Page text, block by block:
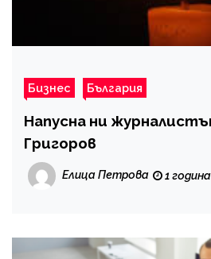
Бизнес България
Напусна ни
Григоров
Елица Петрова 1